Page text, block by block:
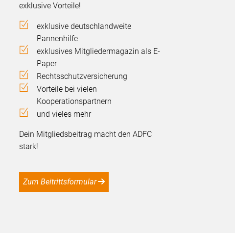
exklusive Vorteile!
exklusive deutschlandweite
Pannenhilfe
exklusives Mitgliedermagazin als E-
Paper
Rechtsschutzversicherung
Vorteile bei vielen
Kooperationspartnern
und vieles mehr
Dein Mitgliedsbeitrag macht den ADFC
stark!
Zum Beitrittsformular